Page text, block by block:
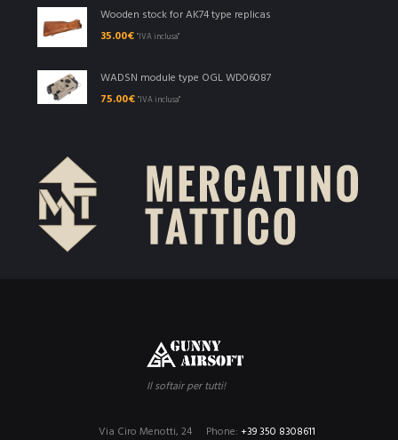
Wooden stock for AK74 type replicas
35.00€ "IVA inclusa"
WADSN module type OGL WD06087
75.00€ "IVA inclusa"
Il softair per tutti!
Phone: +39 350 8308611
Via Ciro Menotti, 24